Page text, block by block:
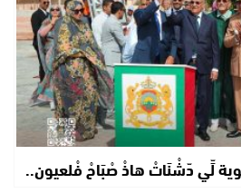
لِّي دّشْنَاتْ هاذْ صْبَاحْ فْلعيون..